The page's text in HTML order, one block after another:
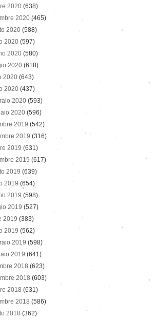
2020 (638)
2020(465)
2020 (588)
2020 (597)
2020 (580)
2020 (618)
2020 (643)
2020 (437)
2020 (593)
2020 (596)
2019 (542)
2019 (316)
2019 (631)
2019 (617)
2019 (639)
2019 (654)
2019 (598)
2019 (527)
2019 (383)
2019 (562)
2019 (598)
2019 (641)
2018 (623)
2018 (603)
2018 (631)
2018 (586)
2018 (362)